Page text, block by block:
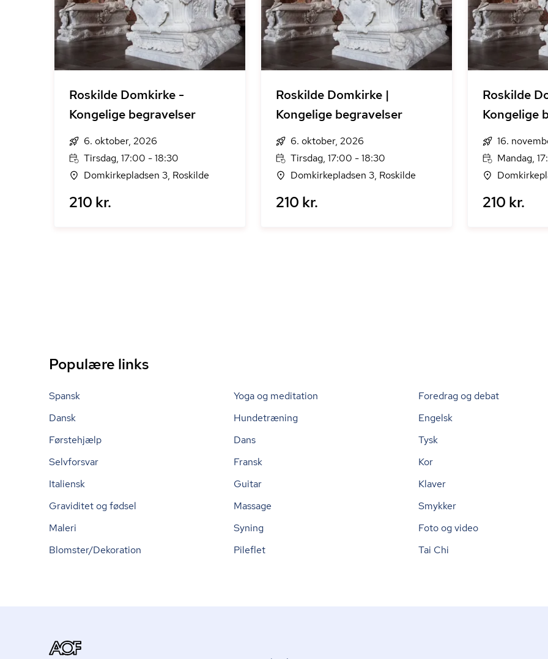
Roskilde Domkirke -
Kongelige begravelser
6. oktober, 2026
Tirsdag, 17:00 - 18:30
Domkirkepladsen 3, Roskilde
210 kr.
Roskilde Domkirke |
Kongelige begravelser
6. oktober, 2026
Tirsdag, 17:00 - 18:30
Domkirkepladsen 3, Roskilde
210 kr.
Roskilde
Kongelige
16.
Mandag,
210 kr.
Populære links
Spansk Yoga og meditation Foredrag og debat
Dansk
Hundetræning Engelsk
Førstehjælp
Dans Tysk
Selvforsvar
Fransk Kor
Italiensk
Guitar Klaver
Graviditet og fødsel
Massage Smykker
Maleri
Syning Foto og video
Blomster/Dekoration
Pileflet Tai Chi